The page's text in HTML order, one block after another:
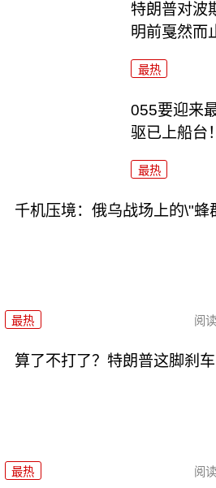
特朗普对波
明前戛然而
最热
055要迎来
驱已上船台！
最热
千机压境：俄乌战场上的\"蜂
最热 阅读
算了不打了？特朗普这脚刹
最热 阅读